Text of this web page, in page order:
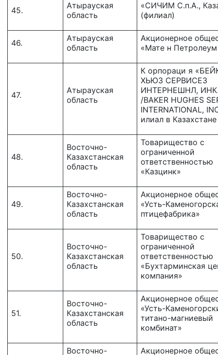
45.
Атырауская
область
«СИЧИМ С.п.А.,
(филиал)
46.
Атырауская
область
Акционерное
«Мате н
47.
Атырауская
область
К орпораци я
ХЬЮЗ СЕРВИСЕЗ
ИНТЕРНЕШНЛ,
/BAKER HUGHES
INTERNATIONAL,
илиал в
48.
Восточно-
Казахстанская
область
Товарищество с
ограниченной
ответственностью
«Казцинк»
49.
Восточно-
Казахстанская
область
Акционерное
«Усть-
птицефабрика»
50.
Восточно-
Казахстанская
область
Товарищество c
ограниченной
ответственностью
«Бухтарминская
компания»
51.
Восточно-
Казахстанская
область
Акционерное
«Усть-
титано-магниевый
комбинат»
Восточно- Акционерное